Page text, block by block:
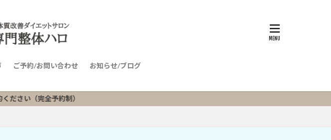
ご予約/お問い合わせ お知らせ/ブログ
完全予約制）